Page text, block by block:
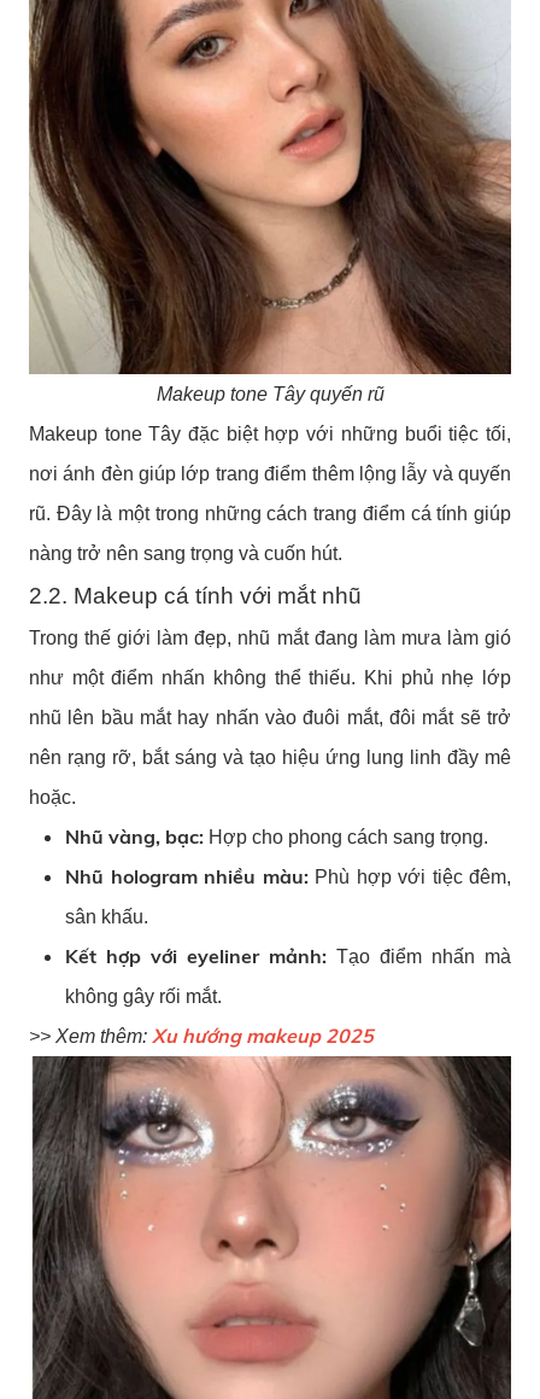
Makeup tone Tây quyến rũ
Makeup tone Tây đặc biệt hợp với những buổi tiệc tối,
nơi ánh đèn giúp lớp trang điểm thêm lộng lẫy và quyến
rũ. Đây là một trong những cách trang điểm cá tính giúp
nàng trở nên sang trọng và cuốn hút.
2.2. Makeup cá tính với mắt nhũ
Trong thế giới làm đẹp, nhũ mắt đang làm mưa làm gió
như một điểm nhấn không thể thiếu. Khi phủ nhẹ lớp
nhũ lên bầu mắt hay nhấn vào đuôi mắt, đôi mắt sẽ trở
nên rạng rỡ, bắt sáng và tạo hiệu ứng lung linh đầy mê
hoặc.
Nhũ vàng, bạc: Hợp cho phong cách sang trọng.
Nhũ hologram nhiều màu:Phù hợp với tiệc đêm,
sân khấu.
Kết hợp với eyeliner mảnh: Tạo điểm nhấn mà
không gây rối mắt.
>> Xem thêm: Xu hướng makeup 2025